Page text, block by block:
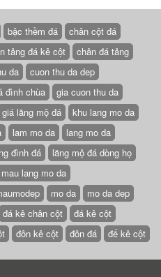
bậc thềm đá
chân cột đá
tảng đá kê cột
chân đá tảng
da
cuon thu da dep
đình chùa
gia cuon thu da
giá lăng mộ đá
khu lang mo da
lam mo da
lang mo da
đình đá
lăng mộ đá dòng họ
mau lang mo da
mo da
mo da dep
đá kê chân cột
đá kê cột
đôn kê cột đôn đá đế kê cột